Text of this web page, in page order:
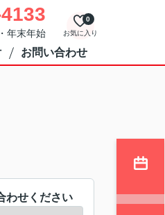
年末年始 お気に入り
0
お問い合わせ
わせください